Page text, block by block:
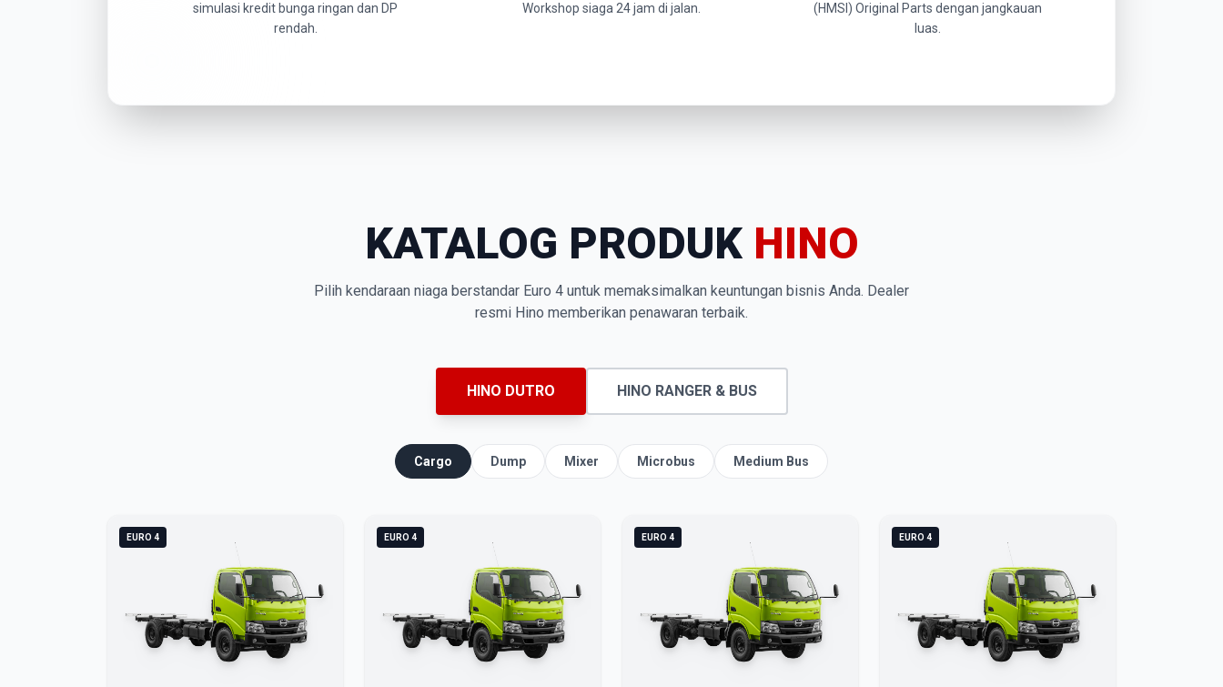
simulasi kredit bunga ringan dan DP
rendah.
Workshop siaga 24 jam di jalan.
(HMSI) Original Parts dengan jangkauan
luas.
KATALOG PRODUK HINO
Pilih kendaraan niaga berstandar Euro 4 untuk memaksimalkan keuntungan bisnis Anda. Dealer
resmi Hino memberikan penawaran terbaik.
HINO DUTRO HINO RANGER & BUS
Cargo Dump Mixer Microbus Medium Bus
EURO 4 EURO 4 EURO 4 EURO 4